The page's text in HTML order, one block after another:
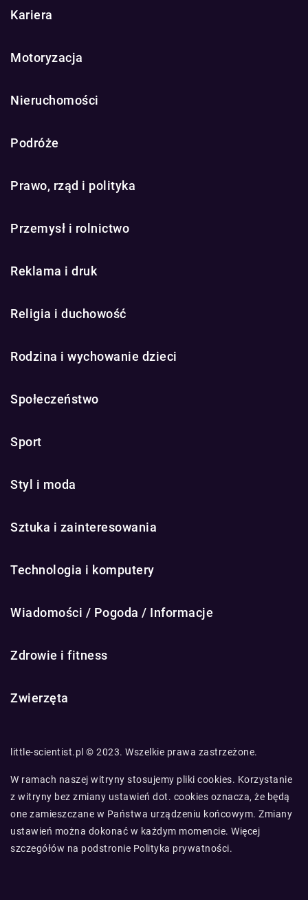
Kariera
Motoryzacja
Nieruchomości
Podróże
Prawo, rząd i polityka
Przemysł i rolnictwo
Reklama i druk
Religia i duchowość
Rodzina i wychowanie dzieci
Społeczeństwo
Sport
Styl i moda
Sztuka i zainteresowania
Technologia i komputery
Wiadomości / Pogoda / Informacje
Zdrowie i fitness
Zwierzęta
little-scientist.pl © 2023. Wszelkie prawa zastrzeżone.
W ramach naszej witryny stosujemy pliki cookies. Korzystanie
z witryny bez zmiany ustawień dot. cookies oznacza, że będą
one zamieszczane w Państwa urządzeniu końcowym. Zmiany
ustawień można dokonać w każdym momencie. Więcej
szczegółów na podstronie Polityka prywatności.